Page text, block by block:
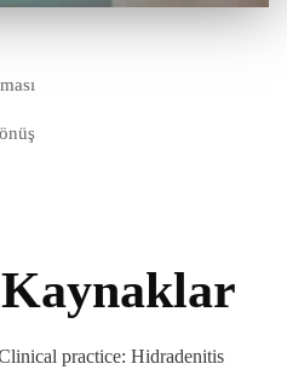
practice: Hidradenitis